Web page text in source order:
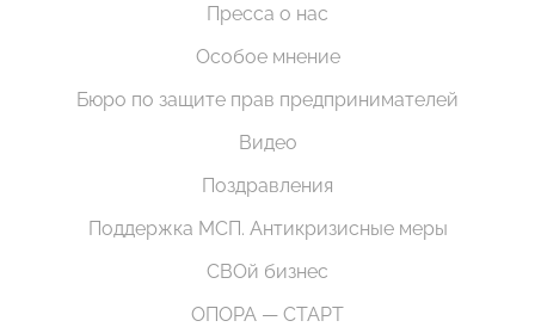
Пресса о нас
Особое мнение
Бюро по защите прав предпринимателей
Видео
Поздравления
Поддержка МСП. Антикризисные меры
СВОй бизнес
ОПОРА — СТАРТ